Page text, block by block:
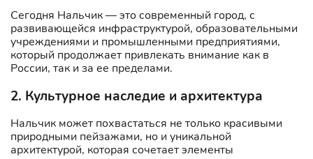
Сегодня Нальчик — это современный город, с
развивающейся инфраструктурой, образовательными
учреждениями и промышленными предприятиями,
который продолжает привлекать внимание как в
России, так и за ее пределами.
2. Культурное наследие и архитектура
Нальчик может похвастаться не только красивыми
природными пейзажами, но и уникальной
архитектурой, которая сочетает элементы